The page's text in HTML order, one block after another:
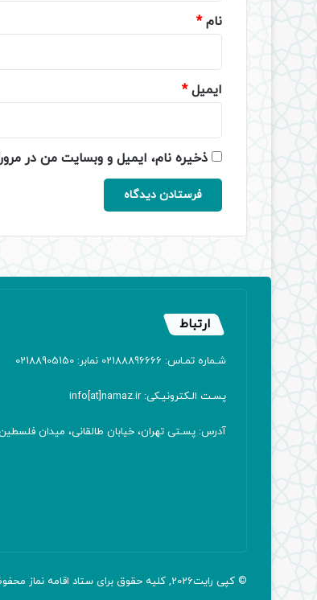
نام*
ایمیل*
ذخیره نام، ایمیل و وبسایت من در
ارتباط
شـماره تمـاس: 02188896666 نمابر: 02188905150
پسـت الـکترونیـکی: info[at]namaz.ir
آدرس: پسـتی تهران، خیابان طالقانی، میدان فلسطین، پلاک 387 کدپستی:
© کپی رایت2026, کلیه حقوق برای ستاد اقامه نماز